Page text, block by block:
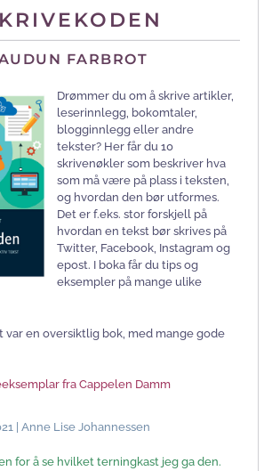
FARBROT
Drømmer du om å skrive artikler,
leserinnlegg, bokomtaler,
blogginnlegg eller andre
tekster? Her får du 10
skrivenøkler som beskriver hva
som må være på plass i teksten,
og hvordan den bør utformes.
Det er f.eks. stor forskjell på
hvordan en tekst bør skrives på
Twitter, Facebook, Instagram og
epost. I boka får du tips og
eksempler på mange ulike
var en oversiktlig bok, med mange gode
fra Cappelen Damm
| Anne Lise Johannessen
for å se hvilket terningkast jeg ga den.